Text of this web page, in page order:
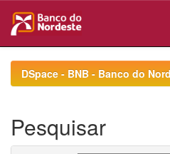
navigationDSpace - BNB - Banco do
Pesquisar